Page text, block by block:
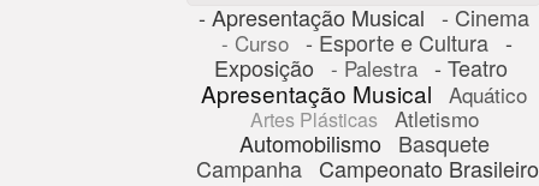
- Apresentação Musical - Cinema
- Curso - Esporte e Cultura -
Exposição - Palestra - Teatro
Apresentação Musical Aquático
Artes Plásticas Atletismo
Automobilismo
Basquete
Campanha Campeonato Brasileiro